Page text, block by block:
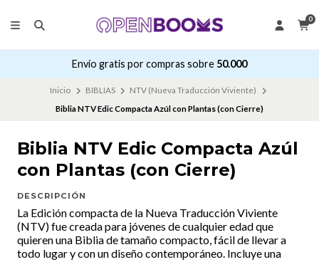
0
Envío gratis por compras sobre 50.000
Inicio BIBLIAS
NTV (Nueva Traducción Viviente)
Biblia NTV Edic Compacta Azúl con Plantas (con Cierre)
Biblia NTV Edic Compacta Azúl
con Plantas (con Cierre)
DESCRIPCIÓN
La Edición compacta de la Nueva Traducción Viviente
(NTV) fue creada para jóvenes de cualquier edad que
quieren una Biblia de tamaño compacto, fácil de llevar a
todo lugar y con un diseño contemporáneo. Incluye una